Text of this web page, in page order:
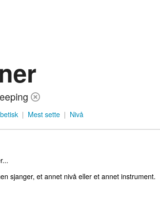
| Mest sette | Nivå
sjanger, et annet nivå eller et annet instrument.